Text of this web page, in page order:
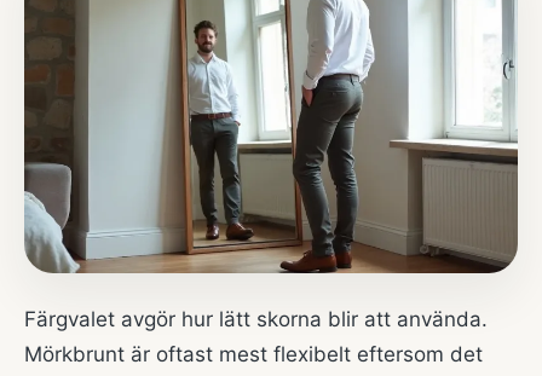
Färgvalet avgör hur lätt skorna blir att använda.
Mörkbrunt är oftast mest flexibelt eftersom det